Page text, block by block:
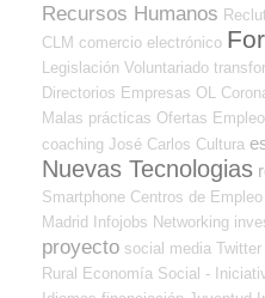
Recursos Humanos
CLM comercio electrónico
Legislación Voluntariado
Directorios Empresas OL
Malas prácticas Ofertas
coaching José Carlos Cultura
Nuevas Tecnologias
Smartphone Centros de
Madrid
Infojobs Networking
proyecto social media Twitter
Rural
Economía Social -